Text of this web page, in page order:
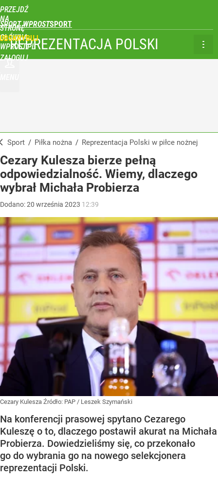
PRZEJDŹ
NA
STRONĘ
GŁÓWNĄ
WPROST.PL
SPORT WPROST
ZALOGUJ
REPREZENTACJA POLSKI
Sport / Piłka nożna / Reprezentacja Polski w piłce nożnej
Cezary Kulesza bierze pełną
odpowiedzialność. Wiemy, dlaczego
wybrał Michała Probierza
Dodano:20 września 2023 12:39
Cezary Kulesza Źródło: PAP / Leszek Szymański
Na konferencji prasowej spytano Cezarego
Kuleszę o to, dlaczego postawił akurat na Michała
Probierza. Dowiedzieliśmy się, co przekonało
go do wybrania go na nowego selekcjonera
reprezentacji Polski.